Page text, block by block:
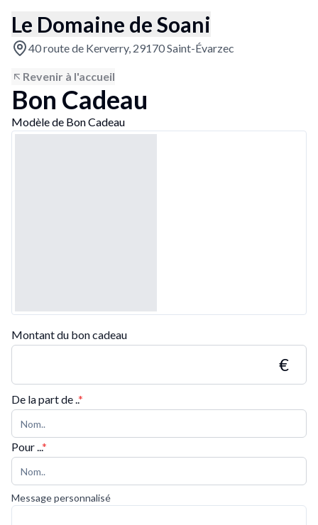
Le Domaine de Soani
40 route de Kerverry, 29170 Saint-Évarzec
Revenir à l'accueil
Bon Cadeau
Modèle de Bon Cadeau
Montant du bon cadeau
€
De la part de ..*
Pour ...*
Message personnalisé